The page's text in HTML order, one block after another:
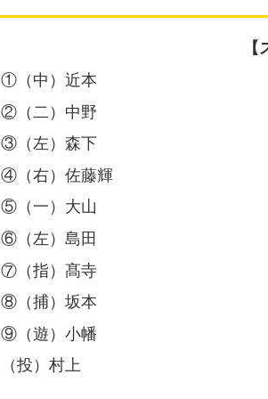
①（中）近本
②（二）中野
③（左）森下
④（右）佐藤輝
⑤（一）大山
⑥（左）島田
⑦（指）髙寺
⑧（捕）坂本
⑨（遊）小幡
（投）村上